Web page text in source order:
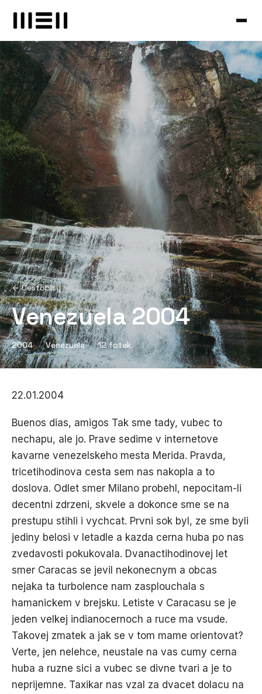
← Cestopisy
Venezuela 2004
2004 Venezuela 12 fotek
22.01.2004
Buenos dias, amigos Tak sme tady, vubec to
nechapu, ale jo. Prave sedime v internetove
kavarne venezelskeho mesta Merida. Pravda,
tricetihodinova cesta sem nas nakopla a to
doslova. Odlet smer Milano probehl, nepocitam-li
decentni zdrzeni, skvele a dokonce sme se na
prestupu stihli i vychcat. Prvni sok byl, ze sme byli
jediny belosi v letadle a kazda cerna huba po nas
zvedavosti pokukovala. Dvanactihodinovej let
smer Caracas se jevil nekonecnym a obcas
nejaka ta turbolence nam zasplouchala s
hamanickem v brejsku. Letiste v Caracasu se je
jeden velkej indianocernoch a ruce ma vsude.
Takovej zmatek a jak se v tom mame orientovat?
Verte, jen nelehce, neustale na vas cumy cerna
huba a ruzne sici a vubec se divne tvari a je to
neprijemne. Taxikar nas vzal za dvacet dolacu na